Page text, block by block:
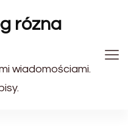
rózna
wiadomościami.